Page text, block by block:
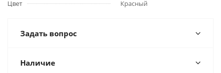
Цвет Красный
Задать вопрос
Наличие